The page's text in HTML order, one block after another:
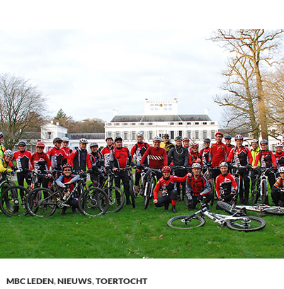
MBC LEDEN,NIEUWS,TOERTOCHT